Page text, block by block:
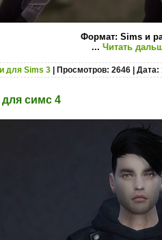
Формат: Sims и
... Читать
для Sims 3 | Просмотров: 2646 | Дата:
симс 4